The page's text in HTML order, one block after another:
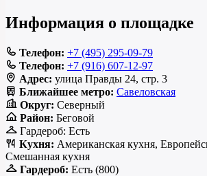
Информация о площадке
Телефон: +7 (495) 295-09-79
Телефон: +7 (916) 607-12-97
Адрес: улица Правды 24, стр. 3
Ближайшее метро: Савеловская
Округ: Северный
Район: Беговой
Гардероб: Есть
Кухня: Американская кухня,
Смешанная кухня
Гардероб: Есть (800)